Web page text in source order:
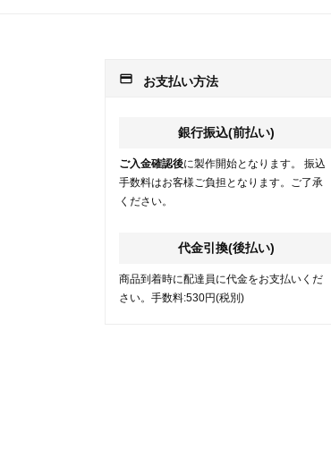
payment お支払い方法
銀行振込(前払い)
ご入金確認後に製作開始となります。 振込
手数料はお客様ご負担となります。ご了承
ください。
代金引換(後払い)
商品到着時に配達員に代金をお支払いくだ
さい。手数料:530円(税別)